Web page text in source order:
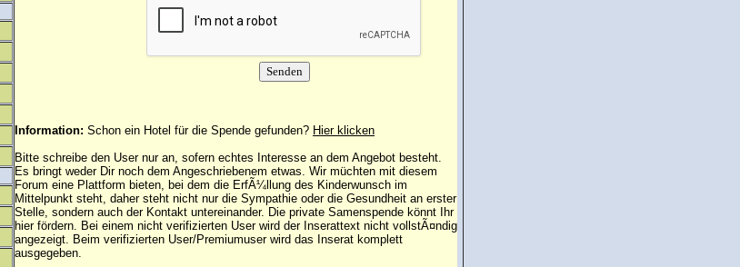
Information: Schon ein Hotel für die Spende gefunden? Hier klicken
Bitte schreibe den User nur an, sofern echtes Interesse an dem Angebot besteht.
Es bringt weder Dir noch dem Angeschriebenem etwas. Wir müchten mit diesem
Forum eine Plattform bieten, bei dem die ErfÃ¼llung des Kinderwunsch im
Mittelpunkt steht, daher steht nicht nur die Sympathie oder die Gesundheit an erster
Stelle, sondern auch der Kontakt untereinander. Die private Samenspende könnt Ihr
hier fördern. Bei einem nicht verifizierten User wird der Inserattext nicht vollstÃ¤ndig
angezeigt. Beim verifizierten User/Premiumuserwird das Inserat komplett
ausgegeben.